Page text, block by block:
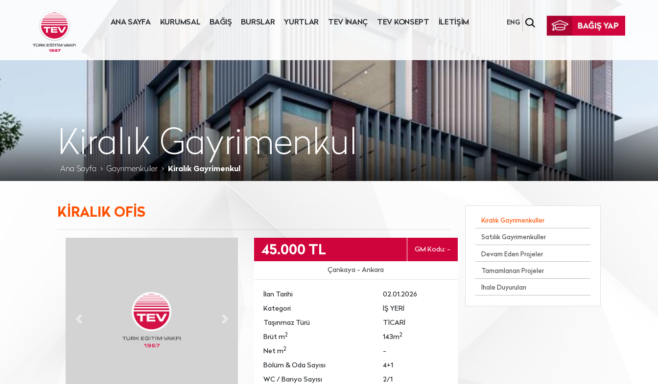
ANA SAYFA KURUMSAL BAĞIŞ BURSLAR YURTLAR TEV İNANÇ TEV KONSEPT İLETİŞİM ENG
Kiralık Gayrimenkul
Ana Sayfa Gayrimenkuller Kiralık Gayrimenkul
KİRALIK OFİS
45.000 TL GM Kodu: -
Çankaya - Ankara
İlan Tarihi
02.01.2026
Kategori
İŞ YERİ
Taşınmaz Türü
TİCARİ
Brüt m2 143m2
Net m2
-
Bölüm & Oda Sayısı
4+1
WC / Banyo Sayısı
2/1
Kiralık Gayrimenkuller
Satılık Gayrimenkuller
Devam Eden Projeler
Tamamlanan Projeler
İhale Duyuruları